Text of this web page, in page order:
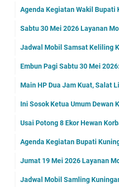
Agenda Kegiatan Wakil Bupati
Sabtu 30 Mei 2026 Layanan
Jadwal Mobil Samsat Keliling
Embun Pagi Sabtu 30 Mei
Main HP Dua Jam Kuat, Salat
Ini Sosok Ketua Umum Dewan
Usai Potong 8 Ekor Hewan
Agenda Kegiatan Bupati
Jumat 19 Mei 2026 Layanan
Jadwal Mobil Samling